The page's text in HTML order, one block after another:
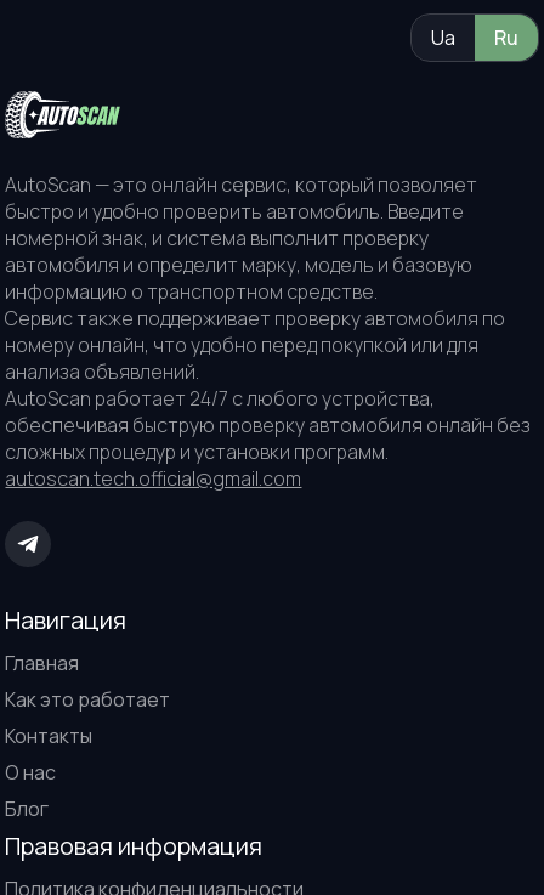
Ua Ru
AutoScan — это онлайн сервис, который позволяет
быстро и удобно проверить автомобиль. Введите
номерной знак, и система выполнит проверку
автомобиля и определит марку, модель и базовую
информацию о транспортном средстве.
Сервис также поддерживает проверку автомобиля по
номеру онлайн, что удобно перед покупкой или для
анализа объявлений.
AutoScan работает 24/7 с любого устройства,
обеспечивая быструю проверку автомобиля онлайн без
сложных процедур и установки программ.
autoscan.tech.official@gmail.com
Навигация
Главная
Как это работает
Контакты
О нас
Блог
Правовая информация
Политика конфиденциальности